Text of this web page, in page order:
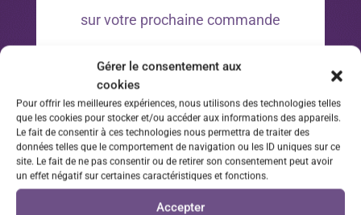
Gérer le consentement aux
cookies
Pour offrir les meilleures expériences, nous utilisons des technologies telles
que les cookies pour stocker et/ou accéder aux informations des appareils.
Le fait de consentir à ces technologies nous permettra de traiter des
données telles que le comportement de navigation ou les ID uniques sur ce
site. Le fait de ne pas consentir ou de retirer son consentement peut avoir
un effet négatif sur certaines caractéristiques et fonctions.
Accepter
sur votre prochaine commande
*Offre valable 30 jours à compter de la date d’inscription
à la newsletter sur votre prochaine commande.